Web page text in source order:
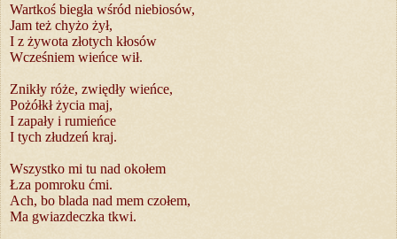
Wartkoś biegła wśród niebiosów,
Jam też chyżo żył,
I z żywota złotych kłosów
Wcześniem wieńce wił.
Znikły róże, zwiędły wieńce,
Pożółkł życia maj,
I zapały i rumieńce
I tych złudzeń kraj.
Wszystko mi tu nad okołem
Łza pomroku ćmi.
Ach, bo blada nad mem czołem,
Ma gwiazdeczka tkwi.